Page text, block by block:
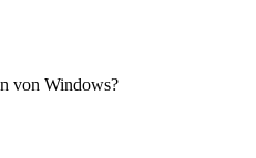
von Windows?